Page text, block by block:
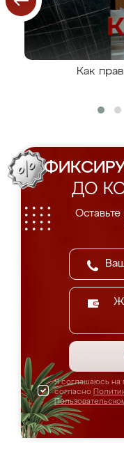
Как
ДО
Оставьте
Я соглашаюсь на
согласно